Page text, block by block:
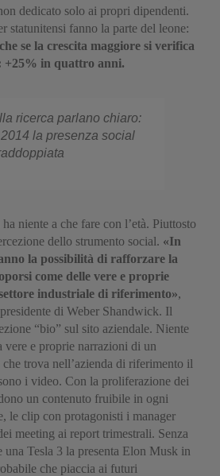
dedicato solo ai propri dipendenti.
statunitensi fanno la parte del leone:
se la crescita maggiore si verifica
+25% in quattro anni.
ricerca parlano chiaro:
la presenza social
niente a che fare con l’età. Piuttosto
dello strumento social. «In
la possibilità di rafforzare la
come delle vere e proprie
industriale di riferimento»,
di Weber Shandwick. Il
“bio” sul sito aziendale. Niente
vere e proprie narrazioni di un
che trova nell’azienda di riferimento il
i video. Con la proliferazione dei
un contenuto fruibile in ogni
le clip con protagonisti i manager
meeting ai report trimestrali. Senza
una Tesla 3 la presenta Elon Musk in
che piaccia ai futuri